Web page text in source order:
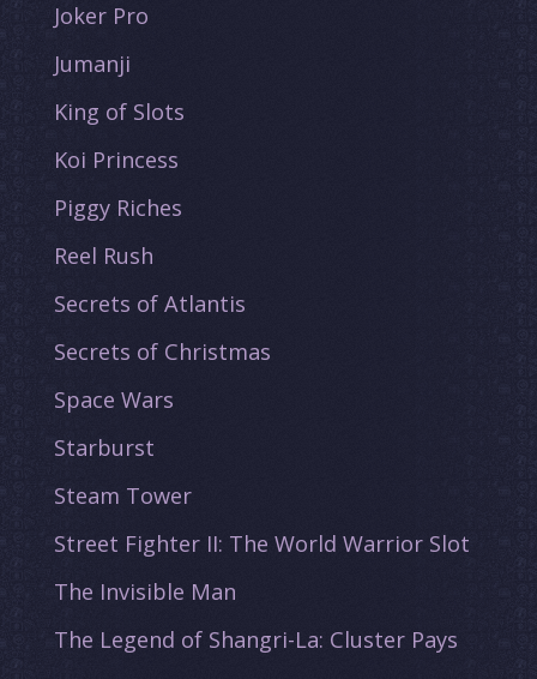
Joker Pro
Jumanji
King of Slots
Koi Princess
Piggy Riches
Reel Rush
Secrets of Atlantis
Secrets of Christmas
Space Wars
Starburst
Steam Tower
Street Fighter II: The World Warrior Slot
The Invisible Man
The Legend of Shangri-La: Cluster Pays